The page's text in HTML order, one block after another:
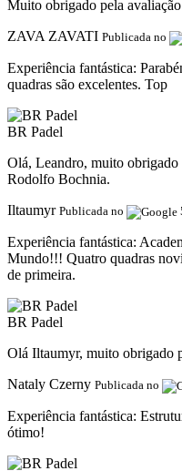
Muito obrigado pela
ZAVA ZAVATI Publicada no
Experiência fantástica:
quadras são excelentes. Top
BR Padel
Olá, Leandro, muito
Rodolfo Bochnia.
Iltaumyr Publicada no
Experiência fantástica:
Mundo!!! Quatro quadras
de primeira.
BR Padel
Olá Iltaumyr, muito obrigado
Nataly Czerny Publicada no
Experiência fantástica:
ótimo!